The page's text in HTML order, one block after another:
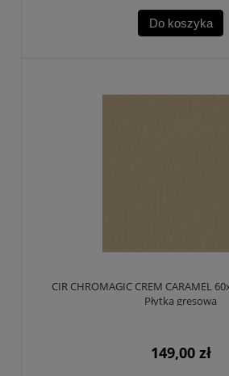
Do koszyka
CIR CHROMAGIC CREM CARAMEL
Płytka gresowa
149,00 zł